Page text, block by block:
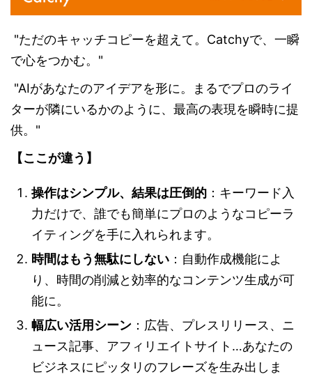
"ただのキャッチコピーを超えて。Catchyで、一瞬
で心をつかむ。"
"AIがあなたのアイデアを形に。まるでプロのライ
ターが隣にいるかのように、最高の表現を瞬時に提
供。"
【ここが違う】
操作はシンプル、結果は圧倒的 ：キーワード入
力だけで、誰でも簡単にプロのようなコピーラ
イティングを手に入れられます。
時間はもう無駄にしない ：自動作成機能によ
り、時間の削減と効率的なコンテンツ生成が可
能に。
幅広い活用シーン ：広告、プレスリリース、ニ
ュース記事、アフィリエイトサイト…あなたの
ビジネスにピッタリのフレーズを生み出しま